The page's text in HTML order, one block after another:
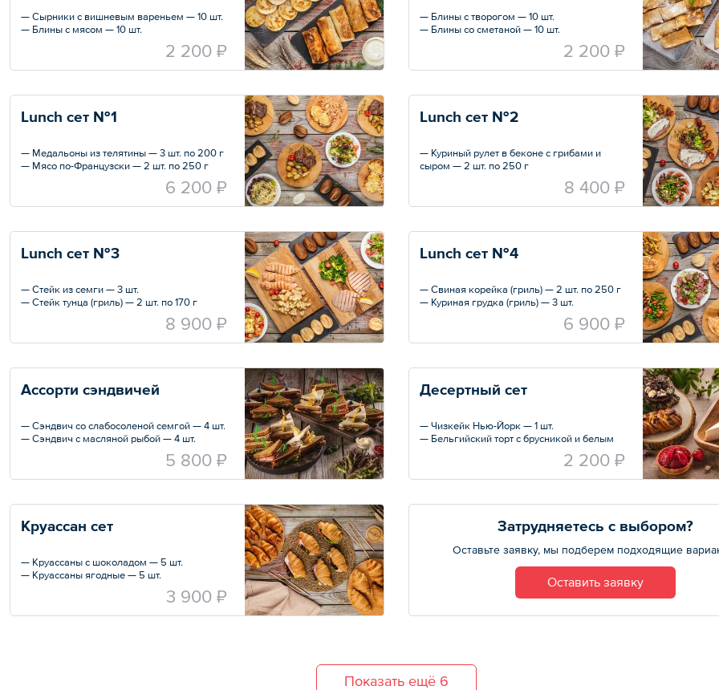
— Сырники с вишневым вареньем — 10 шт.
— Блины с мясом — 10 шт.
2 200 ₽
— Блины с творогом — 10 шт.
— Блины со сметаной — 10 шт.
2 200 ₽
Lunch сет №1
— Медальоны из телятины — 3 шт. по 200 г
— Мясо по-Французски — 2 шт. по 250 г
— Салат от Шефа — 2 шт. по 200 г
— Французские булочки (хлеб) — 10 шт.
6 200 ₽
Lunch сет №2
— Куриный рулет в беконе с грибами и
сыром — 2 шт. по 250 г
— Овощи гриль на шпажке — 2 шт.
— Картофель отварной с зеленью — 2 шт.
— Салат «Цезарь» — 3 порции по 200 г
8 400 ₽
Lunch сет №3
— Стейк из семги — 3 шт.
— Стейк тунца (гриль) — 2 шт. по 170 г
— Салат с тунцом — 2 шт. по 170 г
200 г
8 900 ₽
Lunch сет №4
— Свиная корейка (гриль) — 2 шт. по 250 г
— Куриная грудка (гриль) — 3 шт.
— Салат с ростбифом — 3 порции по 200 г
— Картофель жаренный с грибами — 3 шт.
шт.
6 900 ₽
Ассорти сэндвичей
— Сэндвич со слабосоленой семгой — 4 шт.
— Сэндвич с масляной рыбой — 4 шт.
— Сэндвич с бужениной — 4 шт.
5 800 ₽
Десертный сет
— Чизкейк Нью-Йорк — 1 шт.
— Бельгийский торт с брусникой и белым
— Тарталетка шоко-вишня — 1 шт.
— Тарталетка с малиной — 1 шт.
— Косичка с орехом пекан и кленовым
2 200 ₽
Круассан сет
— Круассаны с шоколадом — 5 шт.
— Круассаны ягодные — 5 шт.
— Круассан с ветчиной и сыром — 5 шт.
3 900 ₽
Затрудняетесь с выбором?
Оставьте заявку, мы подберем подходящие
Оставить заявку
Показать ещё 6